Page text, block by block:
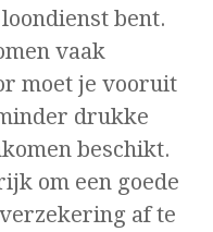
bent.
vaak
moet je vooruit
drukke
beschikt.
om een goede
af te